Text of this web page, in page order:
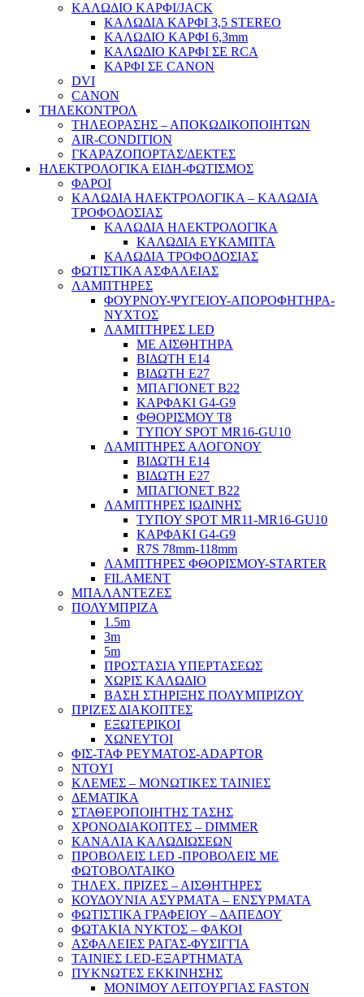
ΚΑΛΩΔΙΟ ΚΑΡΦΙ/JACK
ΚΑΛΩΔΙΑ ΚΑΡΦΙ 3,5 STEREO
ΚΑΛΩΔΙΟ ΚΑΡΦΙ 6,3mm
ΚΑΛΩΔΙΟ ΚΑΡΦΙ ΣΕ RCA
ΚΑΡΦΙ ΣΕ CANON
DVI
CANON
ΤΗΛΕΚΟΝΤΡΟΛ
ΤΗΛΕΟΡΑΣΗΣ – ΑΠΟΚΩΔΙΚΟΠΟΙΗΤΩΝ
AIR-CONDITION
ΓΚΑΡΑΖΟΠΟΡΤΑΣ/ΔΕΚΤΕΣ
ΗΛΕΚΤΡΟΛΟΓΙΚΑ ΕΙΔΗ-ΦΩΤΙΣΜΟΣ
ΦΑΡΟΙ
ΚΑΛΩΔΙΑ ΗΛΕΚΤΡΟΛΟΓΙΚΑ – ΚΑΛΩΔΙΑ
ΤΡΟΦΟΔΟΣΙΑΣ
ΚΑΛΩΔΙΑ ΗΛΕΚΤΡΟΛΟΓΙΚΑ
ΚΑΛΩΔΙΑ ΕΥΚΑΜΠΤΑ
ΚΑΛΩΔΙΑ ΤΡΟΦΟΔΟΣΙΑΣ
ΦΩΤΙΣΤΙΚΑ ΑΣΦΑΛΕΙΑΣ
ΛΑΜΠΤΗΡΕΣ
ΦΟΥΡΝΟΥ-ΨΥΓΕΙΟΥ-ΑΠΟΡΟΦΗΤΗΡΑ-
ΝΥΧΤΟΣ
ΛΑΜΠΤΗΡΕΣ LED
ΜΕ ΑΙΣΘΗΤΗΡΑ
ΒΙΔΩΤΗ Ε14
ΒΙΔΩΤΗ Ε27
ΜΠΑΓΙΟΝΕΤ Β22
ΚΑΡΦΑΚΙ G4-G9
ΦΘΟΡΙΣΜΟΥ Τ8
ΤΥΠΟΥ SPOT MR16-GU10
ΛΑΜΠΤΗΡΕΣ ΑΛΟΓΟΝΟΥ
ΒΙΔΩΤΗ Ε14
ΒΙΔΩΤΗ Ε27
ΜΠΑΓΙΟΝΕΤ Β22
ΛΑΜΠΤΗΡΕΣ ΙΩΔΙΝΗΣ
ΤΥΠΟΥ SPOT MR11-MR16-GU10
ΚΑΡΦΑΚΙ G4-G9
R7S 78mm-118mm
ΛΑΜΠΤΗΡΕΣ ΦΘΟΡΙΣΜΟΥ-STARTER
FILAMENT
ΜΠΑΛΑΝΤΕΖΕΣ
ΠΟΛΥΜΠΡΙΖΑ
1.5m
3m
5m
ΠΡΟΣΤΑΣΙΑ ΥΠΕΡΤΑΣΕΩΣ
ΧΩΡΙΣ ΚΑΛΩΔΙΟ
ΒΑΣΗ ΣΤΗΡΙΞΗΣ ΠΟΛΥΜΠΡΙΖΟΥ
ΠΡΙΖΕΣ ΔΙΑΚΟΠΤΕΣ
ΕΞΩΤΕΡΙΚΟΙ
ΧΩΝΕΥΤΟΙ
ΦΙΣ-ΤΑΦ ΡΕΥΜΑΤΟΣ-ADAPTOR
NTOYI
ΚΛΕΜΕΣ – ΜΟΝΩΤΙΚΕΣ ΤΑΙΝΙΕΣ
ΔΕΜΑΤΙΚΑ
ΣΤΑΘΕΡΟΠΟΙΗΤΗΣ ΤΑΣΗΣ
ΧΡΟΝΟΔΙΑΚΟΠΤΕΣ – DIMMER
ΚΑΝΑΛΙΑ ΚΑΛΩΔΙΩΣΕΩΝ
ΠΡΟΒΟΛΕΙΣ LED -ΠΡΟΒΟΛΕΙΣ ΜΕ
ΦΩΤΟΒΟΛΤΑΙΚΟ
ΤΗΛΕΧ. ΠΡΙΖΕΣ – ΑΙΣΘΗΤΗΡΕΣ
ΚΟΥΔΟΥΝΙΑ ΑΣΥΡΜΑΤΑ – ΕΝΣΥΡΜΑΤΑ
ΦΩΤΙΣΤΙΚΑ ΓΡΑΦΕΙΟΥ – ΔΑΠΕΔΟΥ
ΦΩΤΑΚΙΑ ΝΥΚΤΟΣ – ΦΑΚΟΙ
ΑΣΦΑΛΕΙΕΣ ΡΑΓΑΣ-ΦΥΣΙΓΓΙΑ
ΤΑΙΝΙΕΣ LED-ΕΞΑΡΤΗΜΑΤΑ
ΠΥΚΝΩΤΕΣ ΕΚΚΙΝΗΣΗΣ
ΜΟΝΙΜΟΥ ΛΕΙΤΟΥΡΓΙΑΣ FASTON